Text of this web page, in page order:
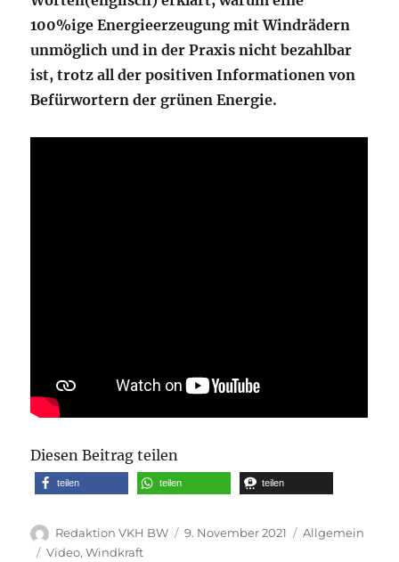
100%ige Energieerzeugung mit Windrädern
unmöglich und in der Praxis nicht bezahlbar
ist, trotz all der positiven Informationen von
Befürwortern der grünen Energie.
Diesen Beitrag teilen
teilen teilen teilen
Autor
Redaktion VKH BW
Veröffentlicht
9. November 2021 Kategorien
Allgemein
Schlagwörter
Video,Windkraft